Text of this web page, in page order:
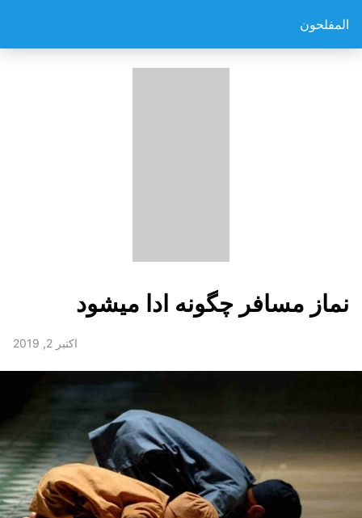
المفلحون
نماز مسافر چگونه ادا میشود
اکتبر 2, 2019